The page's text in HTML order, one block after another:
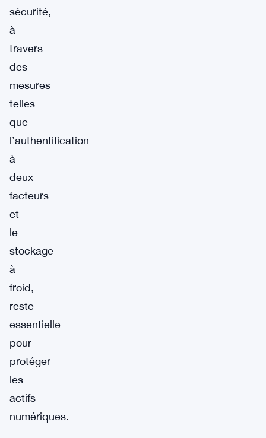
sécurité,
à
travers
des
mesures
telles
que
l’authentification
à
deux
facteurs
et
le
stockage
à
froid,
reste
essentielle
pour
protéger
les
actifs
numériques.